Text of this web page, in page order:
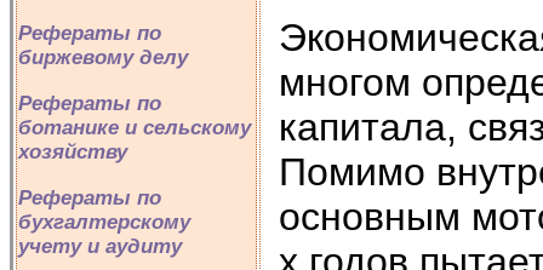
Рефераты по
биржевому делу
Рефераты по
ботанике и сельскому
хозяйству
Рефераты по
бухгалтерскому
учету и аудиту
многом
капитала,
Помимо
основным
х годов